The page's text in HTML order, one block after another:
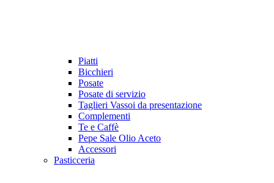
Piatti
Bicchieri
Posate
Posate di servizio
Taglieri Vassoi da presentazione
Complementi
Te e Caffè
Pepe Sale Olio Aceto
Accessori
Pasticceria